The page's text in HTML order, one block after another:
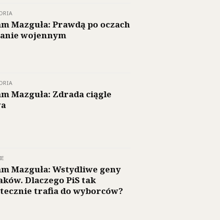
Mazguła: Prawdą po oczach
wojennym
Mazguła: Zdrada ciągle
Mazguła: Wstydliwe geny
Dlaczego PiS tak
trafia do wyborców?